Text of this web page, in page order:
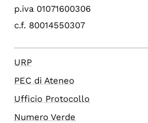
p.iva 01071600306
c.f. 80014550307
URP
PEC di Ateneo
Ufficio Protocollo
Numero Verde